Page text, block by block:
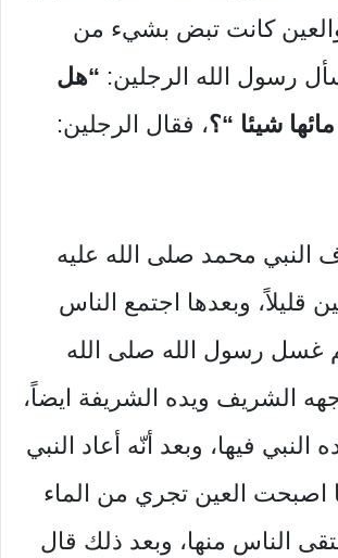
والعين كانت تبض بشيء من
سأل رسول الله الرجلين: “هل
شيئا “؟، فقال الرجلين:
النبي محمد صلى الله عليه
قليلاً، وبعدها اجتمع الناس
غسل رسول الله صلى الله
الشريف ويده الشريفة ايضاً،
النبي فيها، وبعد أنّه أعاد النبي
اصبحت العين تجري من الماء
الناس منها، وبعد ذلك قال